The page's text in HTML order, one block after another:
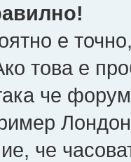
е
това е
че
че